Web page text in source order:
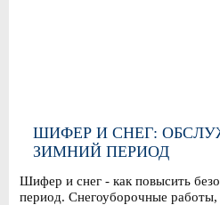
ШИФЕР И СНЕГ:
ЗИМНИЙ ПЕРИОД
Шифер и снег - как повысить
период. Снегоуборочные работы,